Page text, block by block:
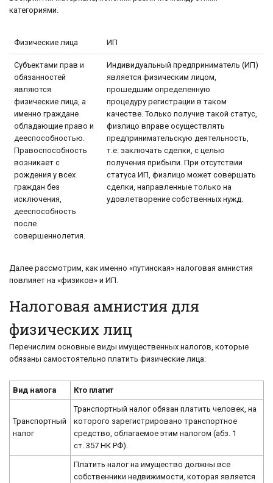
категориями.
Физические лица ИП
Субъектами прав и
обязанностей
являются
физические лица, а
именно граждане
обладающие право и
дееспособностью.
Правоспособность
возникает с
рождения у всех
граждан без
исключения,
дееспособность
после
совершеннолетия.
Индивидуальный предприниматель (ИП)
является физическим лицом,
прошедшим определенную
процедуру регистрации в таком
качестве. Только получив такой статус,
физлицо вправе осуществлять
предпринимательскую деятельность,
т.е. заключать сделки, с целью
получения прибыли. При отсутствии
статуса ИП, физлицо может совершать
сделки, направленные только на
удовлетворение собственных нужд.
Далее рассмотрим, как именно «путинская» налоговая амнистия
повлияет на «физиков» и ИП.
Налоговая амнистия для
физических лиц
Перечислим основные виды имущественных налогов, которые
обязаны самостоятельно платить физические лица:
Вид налога Кто платит
Транспортный
налог
Транспортный налог обязан платить человек, на
которого зарегистрировано транспортное
средство, облагаемое этим налогом (абз. 1
ст. 357 НК РФ).
Платить налог на имущество должны все
собственники недвижимости, которая является